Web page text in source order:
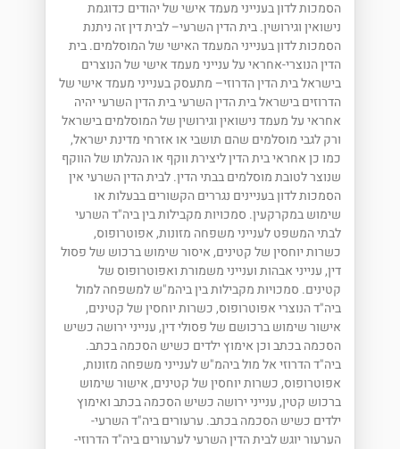
הסמכות לדון בענייני מעמד אישי של יהודים כדוגמת
נישואין וגירושין. בית הדין השרעי– לבית דין זה ניתנת
הסמכות לדון בענייני המעמד האישי של המוסלמים. בית
הדין הנוצרי-אחראי על ענייני מעמד אישי של הנוצרים
בישראל בית הדין הדרוזי– מתעסק בענייני מעמד אישי של
הדרוזים בישראל בית הדין השרעי בית הדין השרעי יהיה
אחראי על מעמד נישואין וגירושין של המוסלמים בישראל
ורק לגבי מוסלמים שהם תושבי או אזרחי מדינת ישראל,
כמו כן אחראי בית הדין ליצירת ווקף או הנהלתו של הווקף
שנוצר לטובת מוסלמים בבתי הדין. לבית הדין השרעי אין
הסמכות לדון בעניינים נגררים הקשורים בבעלות או
שימוש במקרקעין. סמכויות מקבילות בין ביה"ד השרעי
לבתי המשפט לענייני משפחה מזונות, אפוטרופוס,
כשרות יוחסין של קטינים, איסור שימוש ברכוש של פסול
דין, ענייני אבהות וענייני משמורת ואפוטרופוס של
קטינים. סמכויות מקבילות בין ביהמ"ש למשפחה למול
ביה"ד הנוצרי אפוטרופוס, כשרות יוחסין של קטינים,
אישור שימוש ברכושם של פסולי דין, ענייני ירושה כשיש
הסכמה בכתב וכן אימוץ ילדים כשיש הסכמה בכתב.
ביה"ד הדרוזי אל מול ביהמ"ש לענייני משפחה מזונות,
אפוטרופוס, כשרות יוחסין של קטינים, אישור שימוש
ברכוש קטין, ענייני ירושה כשיש הסכמה בכתב ואימוץ
ילדים כשיש הסכמה בכתב. ערעורים ביה"ד השרעי-
הערעור יוגש לבית הדין השרעי לערעורים ביה"ד הדרוזי-